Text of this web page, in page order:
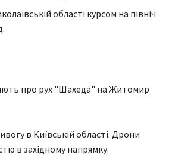
області курсом на північ
про рух "Шахеда" на Житомир
в Київській області. Дрони
в західному напрямку.